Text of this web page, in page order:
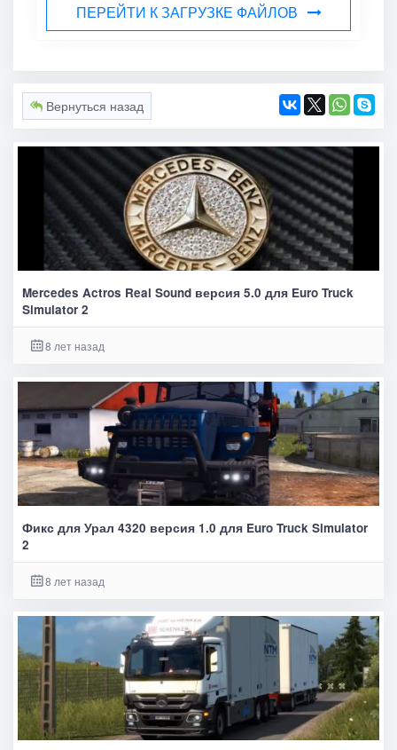
ПЕРЕЙТИ К ЗАГРУЗКЕ ФАЙЛОВ
Вернуться назад
Mercedes Actros Real Sound версия 5.0 для Euro Truck
Simulator 2
8 лет назад
Фикс для Урал 4320 версия 1.0 для Euro Truck Simulator
2
8 лет назад